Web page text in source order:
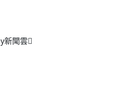
新聞雲